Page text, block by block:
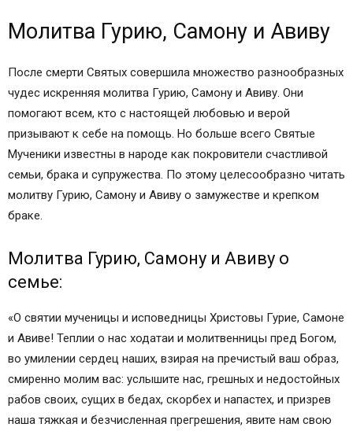
Молитва Гурию, Самону и Авиву
После смерти Святых совершила множество разнообразных
чудес искренняя молитва Гурию, Самону и Авиву. Они
помогают всем, кто с настоящей любовью и верой
призывают к себе на помощь. Но больше всего Святые
Мученики известны в народе как покровители счастливой
семьи, брака и супружества. По этому целесообразно читать
молитву Гурию, Самону и Авиву о замужестве и крепком
браке.
Молитва Гурию, Самону и Авиву о
семье:
«О святии мученицы и исповедницы Христовы Гурие, Самоне
и Авиве! Теплии о нас ходатаи и молитвенницы пред Богом,
во умилении сердец наших, взирая на пречистый ваш образ,
смиренно молим вас: услышите нас, грешных и недостойных
рабов своих, сущих в бедах, скорбех и напастех, и призрев
наша тяжкая и безчисленная прегрешения, явите нам свою